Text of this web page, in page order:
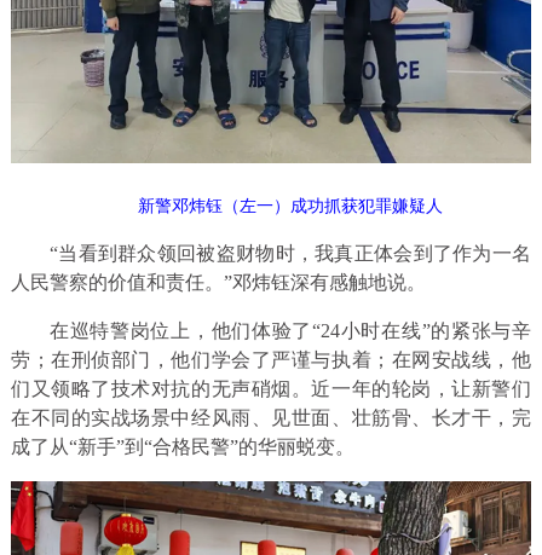
新警邓炜钰（左一）成功抓获犯罪嫌疑人
“当看到群众领回被盗财物时，我真正体会到了作为一名
人民警察的价值和责任。”邓炜钰深有感触地说。
在巡特警岗位上，他们体验了“24小时在线”的紧张与辛
劳；在刑侦部门，他们学会了严谨与执着；在网安战线，他
们又领略了技术对抗的无声硝烟。近一年的轮岗，让新警们
在不同的实战场景中经风雨、见世面、壮筋骨、长才干，完
成了从“新手”到“合格民警”的华丽蜕变。